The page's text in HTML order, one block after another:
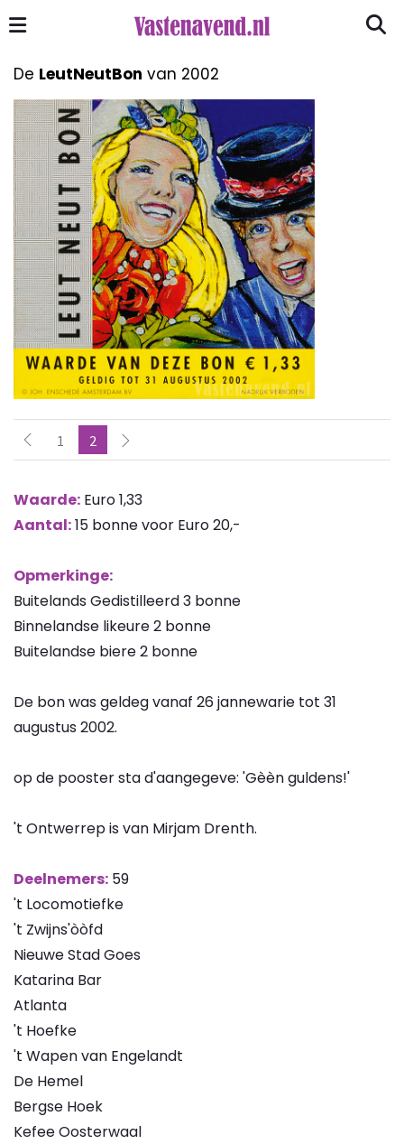
De LeutNeutBon van 2002
1 2
Waarde: Euro 1,33
Aantal:15 bonne voor Euro 20,-
Opmerkinge:
Buitelands Gedistilleerd 3 bonne
Binnelandse likeure 2 bonne
Buitelandse biere 2 bonne
De bon was geldeg vanaf 26 jannewarie tot 31
augustus 2002.
op de pooster sta d'aangegeve: 'Gèèn guldens!'
't Ontwerrep is van Mirjam Drenth.
Deelnemers: 59
't Locomotiefke
't Zwijns'òòfd
Nieuwe Stad Goes
Katarina Bar
Atlanta
't Hoefke
't Wapen van Engelandt
De Hemel
Bergse Hoek
Kefee Oosterwaal